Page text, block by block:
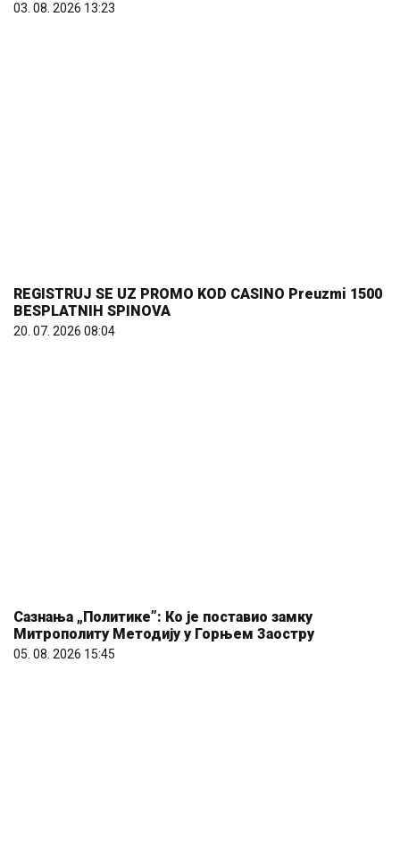
03. 08. 2026 13:23
REGISTRUJ SE UZ PROMO KOD CASINO Preuzmi 1500
BESPLATNIH SPINOVA
20. 07. 2026 08:04
Сазнања „Политике”: Ко је поставио замку
Митрополиту Методију у Горњем Заостру
05. 08. 2026 15:45